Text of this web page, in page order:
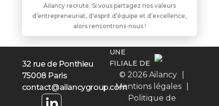
Ailancy recrute. Si vous partagez nos valeurs
d’entrepreneuriat, d’esprit d’équipe et d’excellence,
alors rencontrons-nous !
32 rue de Ponthieu
75008 Paris
contact@ailancygroup.com
UNE
FILIALE DE
© 2026 Ailancy
Mentions légales
Politique de